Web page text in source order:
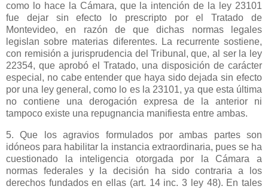
como lo hace la Cámara, que la intención de la ley 23101
fue dejar sin efecto lo prescripto por el Tratado de
Montevideo, en razón de que dichas normas legales
legislan sobre materias diferentes. La recurrente sostiene,
con remisión a jurisprudencia del Tribunal, que, al ser la ley
22354, que aprobó el Tratado, una disposición de carácter
especial, no cabe entender que haya sido dejada sin efecto
por una ley general, como lo es la 23101, ya que esta última
no contiene una derogación expresa de la anterior ni
tampoco existe una repugnancia manifiesta entre ambas.
5. Que los agravios formulados por ambas partes son
idóneos para habilitar la instancia extraordinaria, pues se ha
cuestionado la inteligencia otorgada por
la Cámara a
normas federales y la decisión ha sido contraria a los
derechos fundados en ellas (art. 14 inc. 3 ley 48). En tales